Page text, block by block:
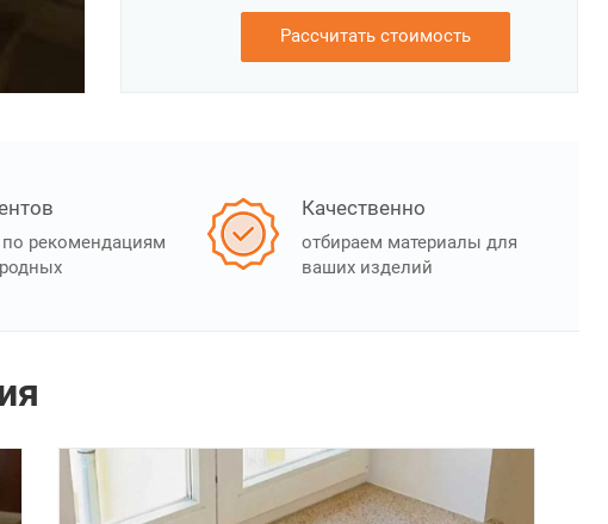
Рассчитать стоимость
по рекомендациям
Качественно
отбираем материалы для
ваших изделий